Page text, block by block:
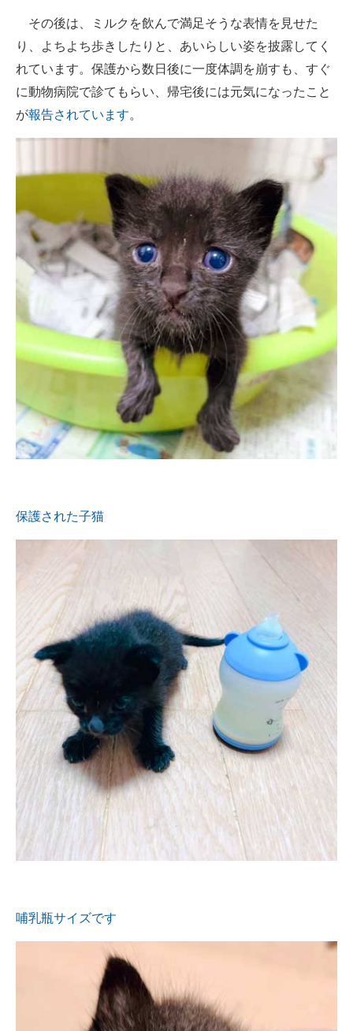
その後は、ミルクを飲んで満足そうな表情を見せた
り、よちよち歩きしたりと、あいらしい姿を披露してく
れています。保護から数日後に一度体調を崩すも、すぐ
に動物病院で診てもらい、帰宅後には元気になったこと
が報告されています。
保護された子猫
哺乳瓶サイズです